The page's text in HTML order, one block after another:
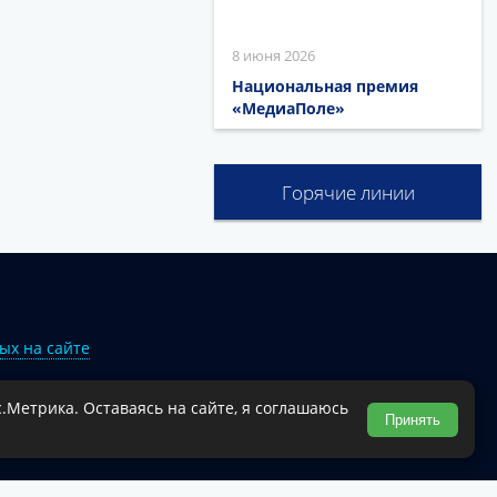
8 июня 2026
Национальная премия
«МедиаПоле»
Горячие линии
на сайте
муниципального округа.
Оставаясь на сайте, я соглашаюсь
Принять